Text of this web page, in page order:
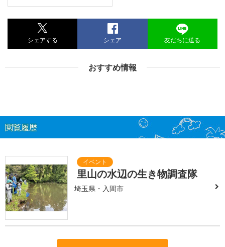
シェアする シェア 友だちに送る
おすすめ情報
閲覧履歴
里山の水辺の生き物調査隊
埼玉県・入間市